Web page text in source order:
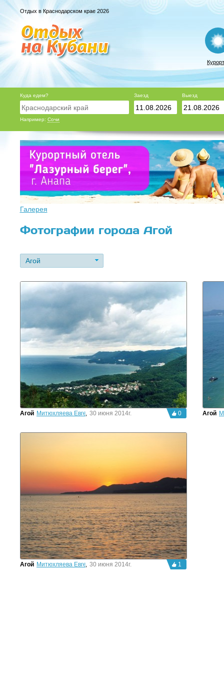
Отдых в Краснодарском крае 2026
Куда едем?
Например: Сочи
Заезд Выезд
Галерея
Фотографии города Агой
Агой
Агой Митюхляева Евгения
, 30 июня 2014г. 0 Агой
Агой Митюхляева Евгения
, 30 июня 2014г. 1